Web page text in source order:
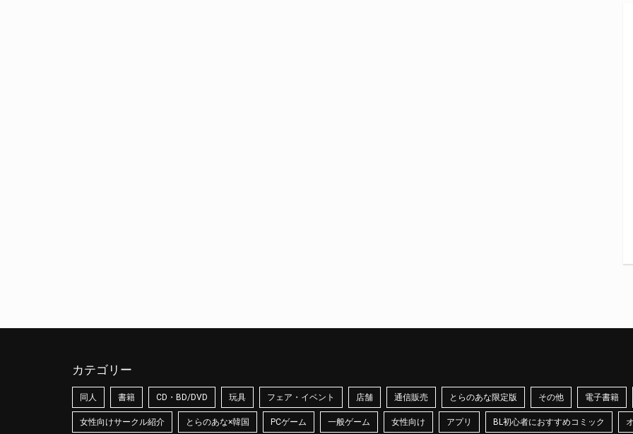
カテゴリー
同人 書籍 CD・BD/DVD 玩具 フェア・イベント 店舗 通信販売 とらのあな限定版 その他 電子書籍
女性向けサークル紹介 とらのあな×韓国 PCゲーム 一般ゲーム 女性向け アプリ BL初心者におすすめコミック